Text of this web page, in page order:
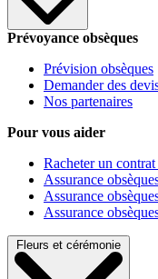
Prévoyance obsèques
Prévision obsèques
Demander des
Nos partenaires
Pour vous aider
Racheter un
Assurance
Assurance
Assurance
Fleurs et cérémonie